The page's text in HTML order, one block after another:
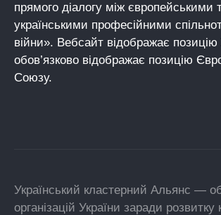
прямого діалогу між європейськими
українськими професійними
війни». Вебсайт відображає
обов’язково відображає позицію
Союзу.
Український кластерний Альянс —
організацій України заради розвитку